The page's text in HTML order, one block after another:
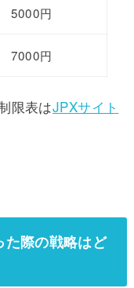
5000円
7000円
限表はJPXサイト
た際の戦略はど